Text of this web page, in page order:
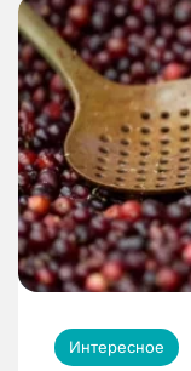
Интересное